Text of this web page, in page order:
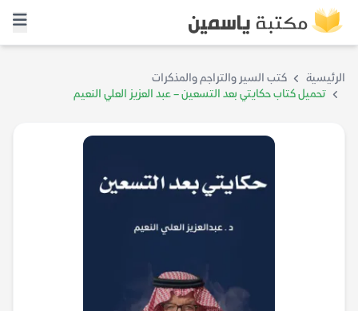
الرئيسية
كتب السير والتراجم والمذكرات
تحميل كتاب حكايتي بعد التسعين – عبد العزيز العلي النعيم